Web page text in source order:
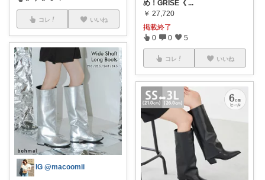
コレ いいね
IG @macoomii
め！GRISE《 ...
￥ 27,720
掲載終了
0 0 5
コレ いいね